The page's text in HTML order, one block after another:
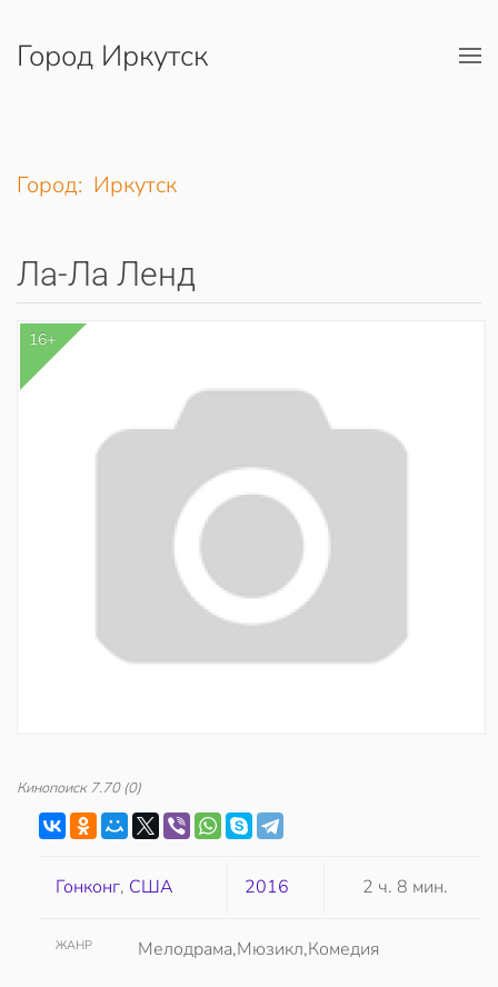
Перейти к содержимому
Город Иркутск
Город: Иркутск
Ла-Ла Ленд
16+
Кинопоиск 7.70(0)
Гонконг, США 2016 2 ч. 8 мин.
ЖАНР Мелодрама,Мюзикл,Комедия